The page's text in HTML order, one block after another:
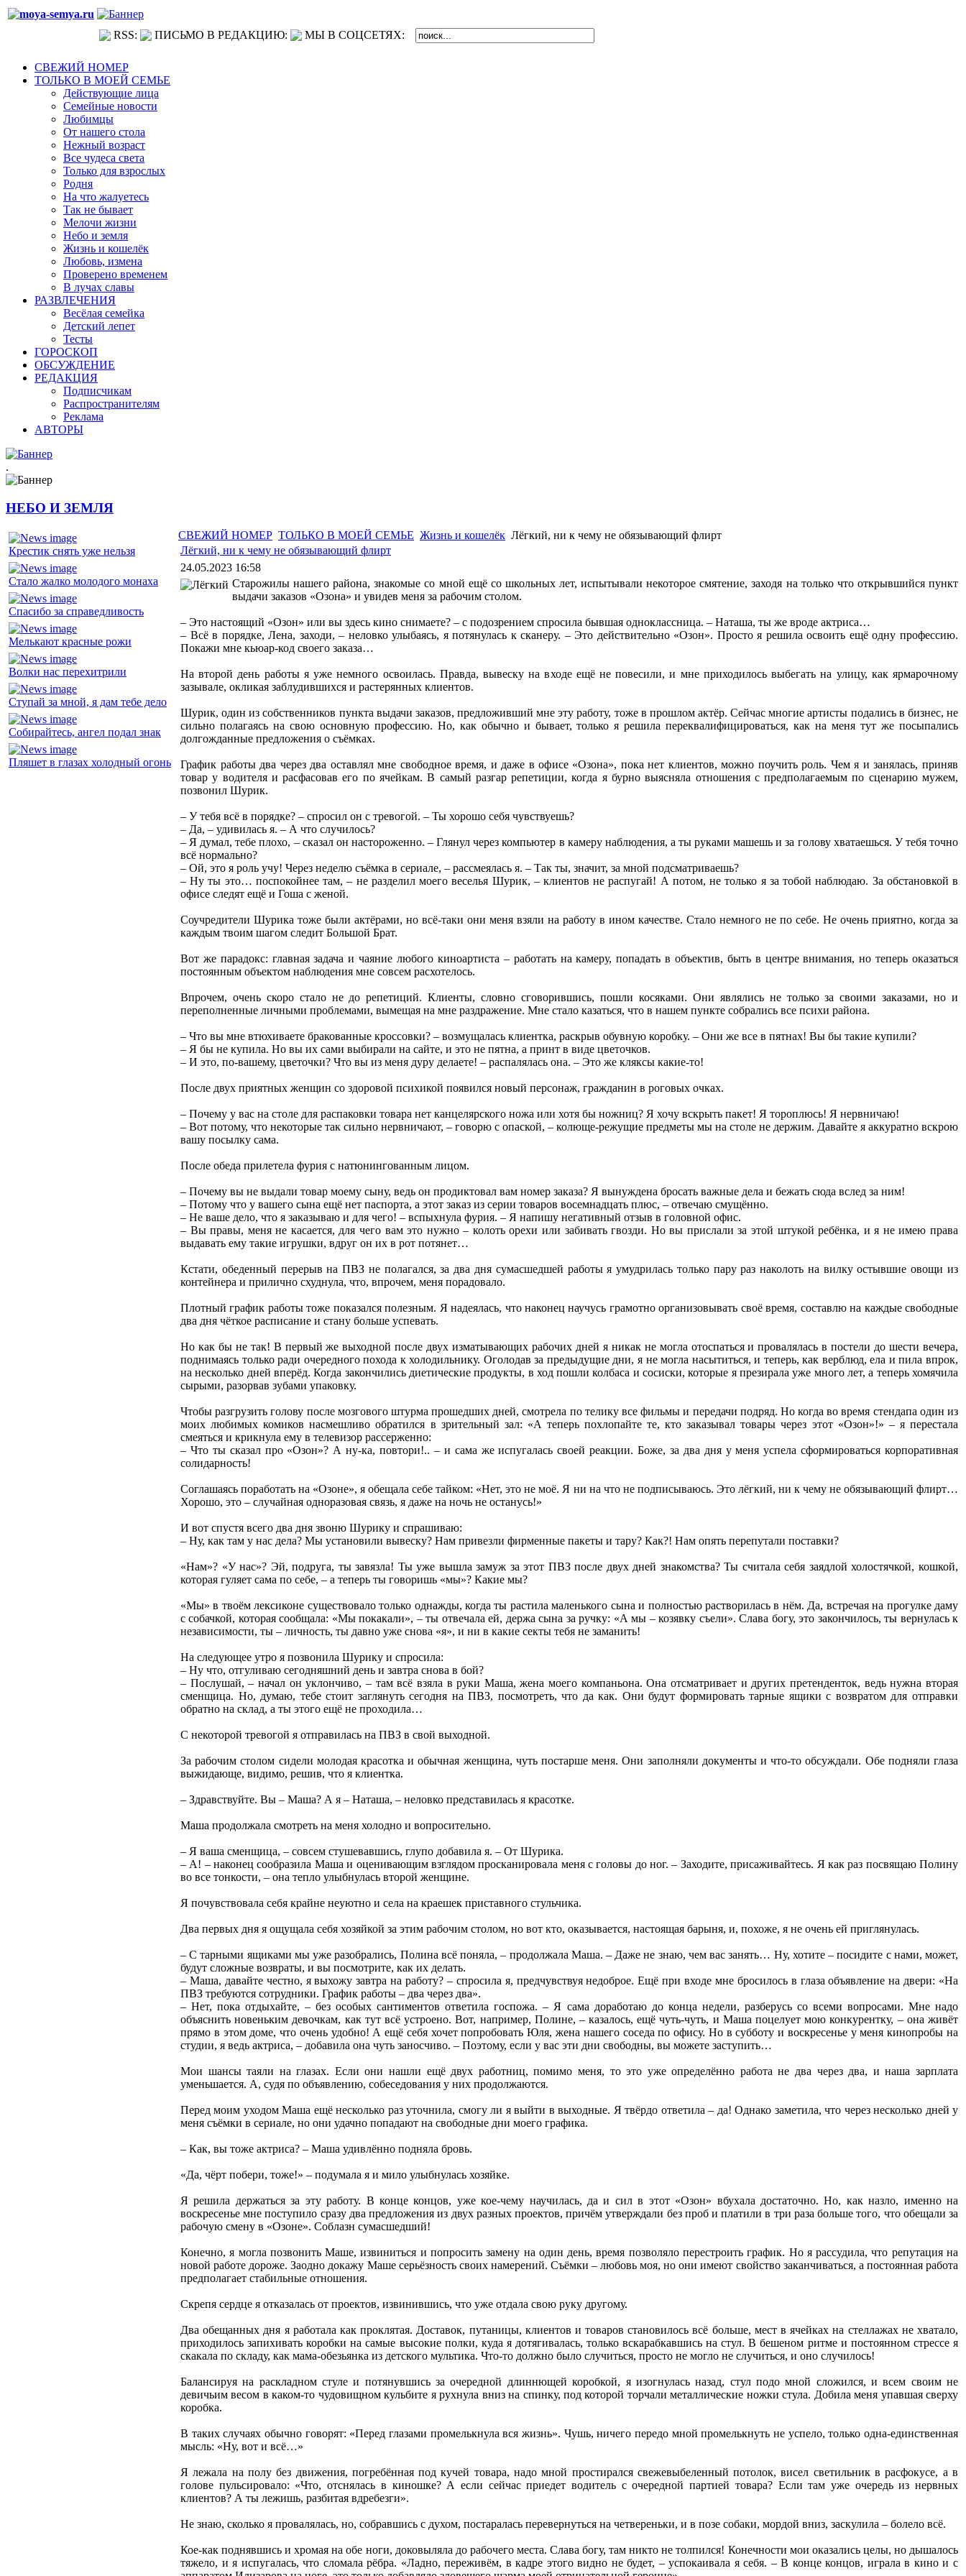
RSS: ПИСЬМО В РЕДАКЦИЮ: МЫ В СОЦСЕТЯХ:
СВЕЖИЙ НОМЕР
ТОЛЬКО В МОЕЙ СЕМЬЕ
Действующие лица
Семейные новости
Любимцы
От нашего стола
Нежный возраст
Все чудеса света
Только для взрослых
Родня
На что жалуетесь
Так не бывает
Мелочи жизни
Небо и земля
Жизнь и кошелёк
Любовь, измена
Проверено временем
В лучах славы
РАЗВЛЕЧЕНИЯ
Весёлая семейка
Детский лепет
Тесты
ГОРОСКОП
ОБСУЖДЕНИЕ
РЕДАКЦИЯ
Подписчикам
Распространителям
Реклама
АВТОРЫ
.
НЕБО И ЗЕМЛЯ
Крестик снять уже нельзя
Стало жалко молодого монаха
Спасибо за справедливость
Мелькают красные рожи
Волки нас перехитрили
Ступай за мной, я дам тебе дело
Собирайтесь, ангел подал знак
Пляшет в глазах холодный огонь
СВЕЖИЙ НОМЕР ТОЛЬКО В МОЕЙ СЕМЬЕ Жизнь и кошелёк Лёгкий, ни к чему не обязывающий флирт
Лёгкий, ни к чему не обязывающий флирт
24.05.2023 16:58
Старожилы нашего района, знакомые со мной ещё со школьных лет, испытывали некоторое смятение, заходя на только что открывшийся пункт
выдачи заказов «Озона» и увидев меня за рабочим столом.
– Это настоящий «Озон» или вы здесь кино снимаете? – с подозрением спросила бывшая одноклассница. – Наташа, ты же вроде актриса…
– Всё в порядке, Лена, заходи, – неловко улыбаясь, я потянулась к сканеру. – Это действительно «Озон». Просто я решила освоить ещё одну профессию.
Покажи мне кьюар-код своего заказа…
На второй день работы я уже немного освоилась. Правда, вывеску на входе ещё не повесили, и мне приходилось выбегать на улицу, как ярмарочному
зазывале, окликая заблудившихся и растерянных клиентов.
Шурик, один из собственников пункта выдачи заказов, предложивший мне эту работу, тоже в прошлом актёр. Сейчас многие артисты подались в бизнес, не
сильно полагаясь на свою основную профессию. Но, как обычно и бывает, только я решила переквалифицироваться, как на меня тут же посыпались
долгожданные предложения о съёмках.
График работы два через два оставлял мне свободное время, и даже в офисе «Озона», пока нет клиентов, можно поучить роль. Чем я и занялась, приняв
товар у водителя и расфасовав его по ячейкам. В самый разгар репетиции, когда я бурно выясняла отношения с предполагаемым по сценарию мужем,
позвонил Шурик.
– У тебя всё в порядке? – спросил он с тревогой. – Ты хорошо себя чувствуешь?
– Да, – удивилась я. – А что случилось?
– Я думал, тебе плохо, – сказал он настороженно. – Глянул через компьютер в камеру наблюдения, а ты руками машешь и за голову хватаешься. У тебя точно
всё нормально?
– Ой, это я роль учу! Через неделю съёмка в сериале, – рассмеялась я. – Так ты, значит, за мной подсматриваешь?
– Ну ты это… поспокойнее там, – не разделил моего веселья Шурик, – клиентов не распугай! А потом, не только я за тобой наблюдаю. За обстановкой в
офисе следят ещё и Гоша с женой.
Соучредители Шурика тоже были актёрами, но всё-таки они меня взяли на работу в ином качестве. Стало немного не по себе. Не очень приятно, когда за
каждым твоим шагом следит Большой Брат.
Вот же парадокс: главная задача и чаяние любого киноартиста – работать на камеру, попадать в объектив, быть в центре внимания, но теперь оказаться
постоянным объектом наблюдения мне совсем расхотелось.
Впрочем, очень скоро стало не до репетиций. Клиенты, словно сговорившись, пошли косяками. Они являлись не только за своими заказами, но и
переполненные личными проблемами, вымещая на мне раздражение. Мне стало казаться, что в нашем пункте собрались все психи района.
– Что вы мне втюхиваете бракованные кроссовки? – возмущалась клиентка, раскрыв обувную коробку. – Они же все в пятнах! Вы бы такие купили?
– Я бы не купила. Но вы их сами выбирали на сайте, и это не пятна, а принт в виде цветочков.
– И это, по-вашему, цветочки? Что вы из меня дуру делаете! – распалялась она. – Это же кляксы какие-то!
После двух приятных женщин со здоровой психикой появился новый персонаж, гражданин в роговых очках.
– Почему у вас на столе для распаковки товара нет канцелярского ножа или хотя бы ножниц? Я хочу вскрыть пакет! Я тороплюсь! Я нервничаю!
– Вот потому, что некоторые так сильно нервничают, – говорю с опаской, – колюще-режущие предметы мы на столе не держим. Давайте я аккуратно вскрою
вашу посылку сама.
После обеда прилетела фурия с натюнингованным лицом.
– Почему вы не выдали товар моему сыну, ведь он продиктовал вам номер заказа? Я вынуждена бросать важные дела и бежать сюда вслед за ним!
– Потому что у вашего сына ещё нет паспорта, а этот заказ из серии товаров восемнадцать плюс, – отвечаю смущённо.
– Не ваше дело, что я заказываю и для чего! – вспыхнула фурия. – Я напишу негативный отзыв в головной офис.
– Вы правы, меня не касается, для чего вам это нужно – колоть орехи или забивать гвозди. Но вы прислали за этой штукой ребёнка, и я не имею права
выдавать ему такие игрушки, вдруг он их в рот потянет…
Кстати, обеденный перерыв на ПВЗ не полагался, за два дня сумасшедшей работы я умудрилась только пару раз наколоть на вилку остывшие овощи из
контейнера и прилично схуднула, что, впрочем, меня порадовало.
Плотный график работы тоже показался полезным. Я надеялась, что наконец научусь грамотно организовывать своё время, составлю на каждые свободные
два дня чёткое расписание и стану больше успевать.
Но как бы не так! В первый же выходной после двух изматывающих рабочих дней я никак не могла отоспаться и провалялась в постели до шести вечера,
поднимаясь только ради очередного похода к холодильнику. Оголодав за предыдущие дни, я не могла насытиться, и теперь, как верблюд, ела и пила впрок,
на несколько дней вперёд. Когда закончились диетические продукты, в ход пошли колбаса и сосиски, которые я презирала уже много лет, а теперь хомячила
сырыми, разорвав зубами упаковку.
Чтобы разгрузить голову после мозгового штурма прошедших дней, смотрела по телику все фильмы и передачи подряд. Но когда во время стендапа один из
моих любимых комиков насмешливо обратился в зрительный зал: «А теперь похлопайте те, кто заказывал товары через этот «Озон»!» – я перестала
смеяться и крикнула ему в телевизор рассерженно:
– Что ты сказал про «Озон»? А ну-ка, повтори!.. – и сама же испугалась своей реакции. Боже, за два дня у меня успела сформироваться корпоративная
солидарность!
Соглашаясь поработать на «Озоне», я обещала себе тайком: «Нет, это не моё. Я ни на что не подписываюсь. Это лёгкий, ни к чему не обязывающий флирт…
Хорошо, это – случайная одноразовая связь, я даже на ночь не останусь!»
И вот спустя всего два дня звоню Шурику и спрашиваю:
– Ну, как там у нас дела? Мы установили вывеску? Нам привезли фирменные пакеты и тару? Как?! Нам опять перепутали поставки?
«Нам»? «У нас»? Эй, подруга, ты завязла! Ты уже вышла замуж за этот ПВЗ после двух дней знакомства? Ты считала себя заядлой холостячкой, кошкой,
которая гуляет сама по себе, – а теперь ты говоришь «мы»? Какие мы?
«Мы» в твоём лексиконе существовало только однажды, когда ты растила маленького сына и полностью растворилась в нём. Да, встречая на прогулке даму
с собачкой, которая сообщала: «Мы покакали», – ты отвечала ей, держа сына за ручку: «А мы – козявку съели». Слава богу, это закончилось, ты вернулась к
независимости, ты – личность, ты давно уже снова «я», и ни в какие секты тебя не заманить!
На следующее утро я позвонила Шурику и спросила:
– Ну что, отгуливаю сегодняшний день и завтра снова в бой?
– Послушай, – начал он уклончиво, – там всё взяла в руки Маша, жена моего компаньона. Она отсматривает и других претенденток, ведь нужна вторая
сменщица. Но, думаю, тебе стоит заглянуть сегодня на ПВЗ, посмотреть, что да как. Они будут формировать тарные ящики с возвратом для отправки
обратно на склад, а ты этого ещё не проходила…
С некоторой тревогой я отправилась на ПВЗ в свой выходной.
За рабочим столом сидели молодая красотка и обычная женщина, чуть постарше меня. Они заполняли документы и что-то обсуждали. Обе подняли глаза
выжидающе, видимо, решив, что я клиентка.
– Здравствуйте. Вы – Маша? А я – Наташа, – неловко представилась я красотке.
Маша продолжала смотреть на меня холодно и вопросительно.
– Я ваша сменщица, – совсем стушевавшись, глупо добавила я. – От Шурика.
– А! – наконец сообразила Маша и оценивающим взглядом просканировала меня с головы до ног. – Заходите, присаживайтесь. Я как раз посвящаю Полину
во все тонкости, – она тепло улыбнулась второй женщине.
Я почувствовала себя крайне неуютно и села на краешек приставного стульчика.
Два первых дня я ощущала себя хозяйкой за этим рабочим столом, но вот кто, оказывается, настоящая барыня, и, похоже, я не очень ей приглянулась.
– С тарными ящиками мы уже разобрались, Полина всё поняла, – продолжала Маша. – Даже не знаю, чем вас занять… Ну, хотите – посидите с нами, может,
будут сложные возвраты, и вы посмотрите, как их делать.
– Маша, давайте честно, я выхожу завтра на работу? – спросила я, предчувствуя недоброе. Ещё при входе мне бросилось в глаза объявление на двери: «На
ПВЗ требуются сотрудники. График работы – два через два».
– Нет, пока отдыхайте, – без особых сантиментов ответила госпожа. – Я сама доработаю до конца недели, разберусь со всеми вопросами. Мне надо
объяснить новеньким девочкам, как тут всё устроено. Вот, например, Полине, – казалось, ещё чуть-чуть, и Маша поцелует мою конкурентку, – она живёт
прямо в этом доме, что очень удобно! А ещё себя хочет попробовать Юля, жена нашего соседа по офису. Но в субботу и воскресенье у меня кинопробы на
студии, я ведь актриса, – добавила она чуть заносчиво. – Поэтому, если у вас эти дни свободны, вы можете заступить…
Мои шансы таяли на глазах. Если они нашли ещё двух работниц, помимо меня, то это уже определённо работа не два через два, и наша зарплата
уменьшается. А, судя по объявлению, собеседования у них продолжаются.
Перед моим уходом Маша ещё несколько раз уточнила, смогу ли я выйти в выходные. Я твёрдо ответила – да! Однако заметила, что через несколько дней у
меня съёмки в сериале, но они удачно попадают на свободные дни моего графика.
– Как, вы тоже актриса? – Маша удивлённо подняла бровь.
«Да, чёрт побери, тоже!» – подумала я и мило улыбнулась хозяйке.
Я решила держаться за эту работу. В конце концов, уже кое-чему научилась, да и сил в этот «Озон» вбухала достаточно. Но, как назло, именно на
воскресенье мне поступило сразу два предложения из двух разных проектов, причём утверждали без проб и платили в три раза больше того, что обещали за
рабочую смену в «Озоне». Соблазн сумасшедший!
Конечно, я могла позвонить Маше, извиниться и попросить замену на один день, время позволяло перестроить график. Но я рассудила, что репутация на
новой работе дороже. Заодно докажу Маше серьёзность своих намерений. Съёмки – любовь моя, но они имеют свойство заканчиваться, а постоянная работа
предполагает стабильные отношения.
Скрепя сердце я отказалась от проектов, извинившись, что уже отдала свою руку другому.
Два обещанных дня я работала как проклятая. Доставок, путаницы, клиентов и товаров становилось всё больше, мест в ячейках на стеллажах не хватало,
приходилось запихивать коробки на самые высокие полки, куда я дотягивалась, только вскарабкавшись на стул. В бешеном ритме и постоянном стрессе я
скакала по складу, как мама-обезьянка из детского мультика. Что-то должно было случиться, просто не могло не случиться, и оно случилось!
Балансируя на раскладном стуле и потянувшись за очередной длиннющей коробкой, я изогнулась назад, стул подо мной сложился, и всем своим не
девичьим весом в каком-то чудовищном кульбите я рухнула вниз на спинку, под которой торчали металлические ножки стула. Добила меня упавшая сверху
коробка.
В таких случаях обычно говорят: «Перед глазами промелькнула вся жизнь». Чушь, ничего передо мной промелькнуть не успело, только одна-единственная
мысль: «Ну, вот и всё…»
Я лежала на полу без движения, погребённая под кучей товара, надо мной простирался свежевыбеленный потолок, висел светильник в расфокусе, а в
голове пульсировало: «Что, отснялась в киношке? А если сейчас приедет водитель с очередной партией товара? Если там уже очередь из нервных
клиентов? А ты лежишь, разбитая вдребезги».
Не знаю, сколько я провалялась, но, собравшись с духом, постаралась перевернуться на четвереньки, и в позе собаки, мордой вниз, заскулила – болело всё.
Кое-как поднявшись и хромая на обе ноги, доковыляла до рабочего места. Слава богу, там никто не толпился! Конечности мои оказались целы, но дышалось
тяжело, и я испугалась, что сломала рёбра. «Ладно, переживём, в кадре этого видно не будет, – успокаивала я себя. – В конце концов, играла в кино и с